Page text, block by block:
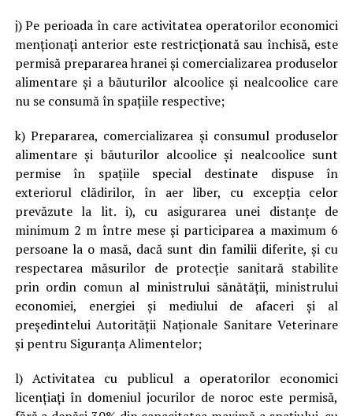
j) Pe perioada în care activitatea operatorilor economici
menționați anterior este restricționată sau închisă, este
permisă prepararea hranei și comercializarea produselor
alimentare și a băuturilor alcoolice și nealcoolice care
nu se consumă în spațiile respective;
k) Prepararea, comercializarea și consumul produselor
alimentare și băuturilor alcoolice și nealcoolice sunt
permise în spațiile special destinate dispuse în
exteriorul clădirilor, în aer liber, cu excepția celor
prevăzute la lit. i), cu asigurarea unei distanțe de
minimum 2 m între mese și participarea a maximum 6
persoane la o masă, dacă sunt din familii diferite, și cu
respectarea măsurilor de protecție sanitară stabilite
prin ordin comun al ministrului sănătății, ministrului
economiei, energiei și mediului de afaceri și al
președintelui Autorității Naționale Sanitare Veterinare
și pentru Siguranța Alimentelor;
l) Activitatea cu publicul a operatorilor economici
licențiați în domeniul jocurilor de noroc este permisă,